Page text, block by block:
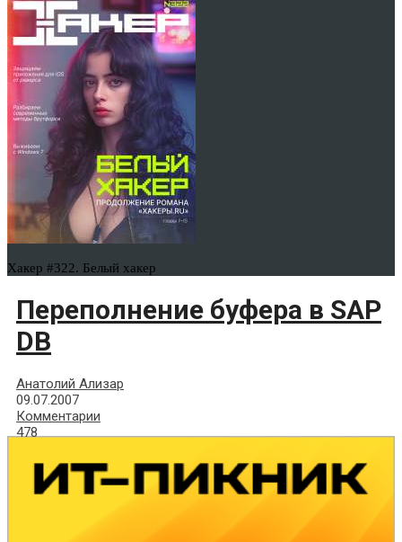
Хакер #322. Белый хакер
Переполнение буфера в SAP
DB
Анатолий Ализар
09.07.2007
Комментарии
478